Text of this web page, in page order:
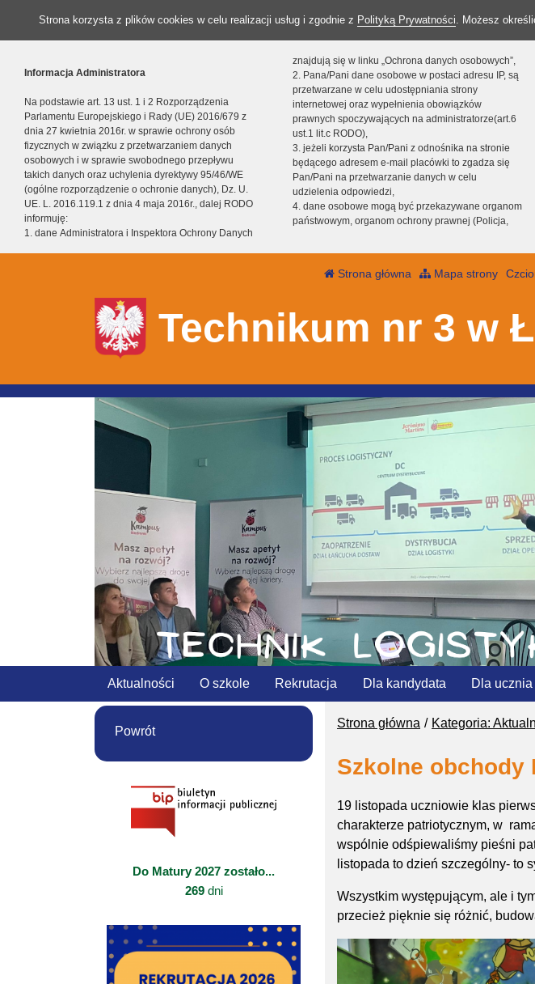
Strona korzysta z plików cookies w celu realizacji usług i zgodnie z Polityką Prywatności. Możesz
Informacja Administratora
Na podstawie art. 13 ust. 1 i 2 Rozporządzenia
Parlamentu Europejskiego i Rady (UE) 2016/679 z
dnia 27 kwietnia 2016r. w sprawie ochrony osób
fizycznych w związku z przetwarzaniem danych
osobowych i w sprawie swobodnego przepływu
takich danych oraz uchylenia dyrektywy 95/46/WE
(ogólne rozporządzenie o ochronie danych), Dz. U.
UE. L. 2016.119.1 z dnia 4 maja 2016r., dalej RODO
informuję:
1. dane Administratora i Inspektora Ochrony Danych
znajdują się w linku „Ochrona danych osobowych”,
2. Pana/Pani dane osobowe w postaci adresu IP, są
przetwarzane w celu udostępniania strony
internetowej oraz wypełnienia obowiązków
prawnych spoczywających na administratorze(art.6
ust.1 lit.c RODO),
3. jeżeli korzysta Pan/Pani z odnośnika na stronie
będącego adresem e-mail placówki to zgadza się
Pan/Pani na przetwarzanie danych w celu
udzielenia odpowiedzi,
4. dane osobowe mogą być przekazywane organom
państwowym, organom ochrony prawnej (Policja,
Strona główna Mapa strony
Technikum nr 3 w
Aktualności O szkole Rekrutacja Dla kandydata Dla ucznia
Strona główna Kategoria:
Szkolne obchody
19 listopada uczniowie klas
charakterze patriotycznym, w
wspólnie odśpiewaliśmy pieśni
listopada to dzień szczególny- to
Wszystkim występującym, ale i
przecież pięknie się różnić,
Powrót
Do Matury 2027 zostało...
269dni